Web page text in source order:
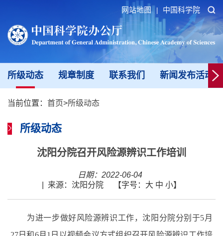
网站地图 中国科学院
所级动态 规章制度 联系我们 新闻发布活动
当前位置： 首页>所级动态
所级动态
沈阳分院召开风险源辨识工作培训
日期：2022-06-04
来源：沈阳分院 【字号： 大 中 小】
为进一步做好风险源辨识工作，沈阳分院分别于5月